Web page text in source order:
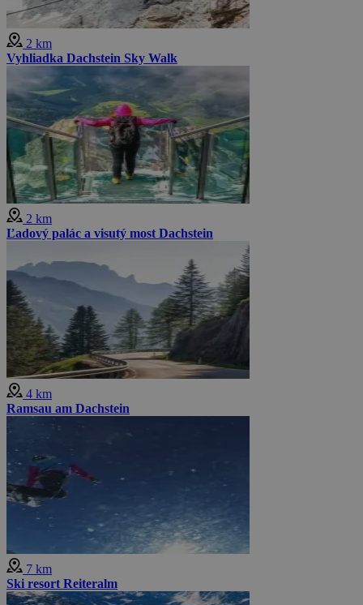
2 km
Vyhliadka Dachstein Sky Walk
2 km
Ľadový palác a visutý most Dachstein
4 km
Ramsau am Dachstein
7 km
Ski resort Reiteralm